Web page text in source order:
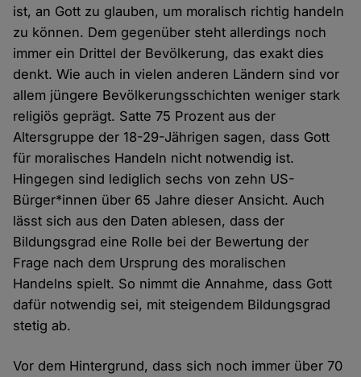
ist, an Gott zu glauben, um moralisch richtig handeln
zu können. Dem gegenüber steht allerdings noch
immer ein Drittel der Bevölkerung, das exakt dies
denkt. Wie auch in vielen anderen Ländern sind vor
allem jüngere Bevölkerungsschichten weniger stark
religiös geprägt. Satte 75 Prozent aus der
Altersgruppe der 18-29-Jährigen sagen, dass Gott
für moralisches Handeln nicht notwendig ist.
Hingegen sind lediglich sechs von zehn US-
Bürger*innen über 65 Jahre dieser Ansicht. Auch
lässt sich aus den Daten ablesen, dass der
Bildungsgrad eine Rolle bei der Bewertung der
Frage nach dem Ursprung des moralischen
Handelns spielt. So nimmt die Annahme, dass Gott
dafür notwendig sei, mit steigendem Bildungsgrad
stetig ab.
Vor dem Hintergrund, dass sich noch immer über 70